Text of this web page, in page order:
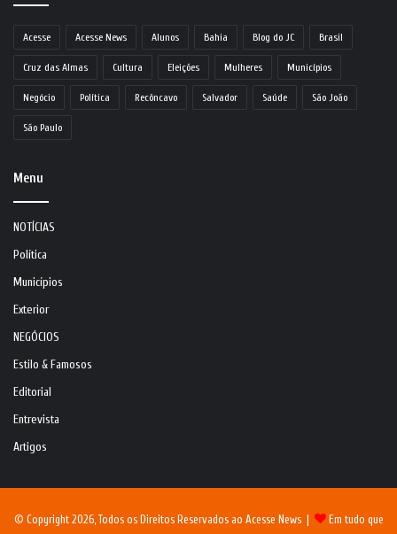
Acesse Acesse News Alunos Bahia Blog do JC Brasil
Cruz das Almas Cultura Eleições Mulheres Municípios
Negócio Política Recôncavo Salvador Saúde São João
São Paulo
Menu
NOTÍCIAS
Política
Municípios
Exterior
NEGÓCIOS
Estilo & Famosos
Editorial
Entrevista
Artigos
© Copyright 2026, Todos os Direitos Reservados ao Acesse News | Em tudo que